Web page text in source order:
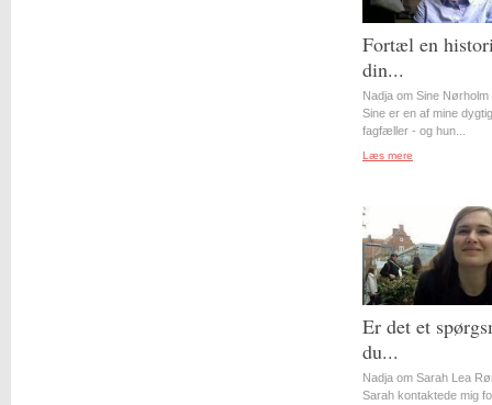
Fortæl en
din...
Nadja om Sine
Sine er en af mine
fagfæller - og hun...
Læs mere
Er det et
du...
Nadja om Sarah Lea
Sarah kontaktede mig